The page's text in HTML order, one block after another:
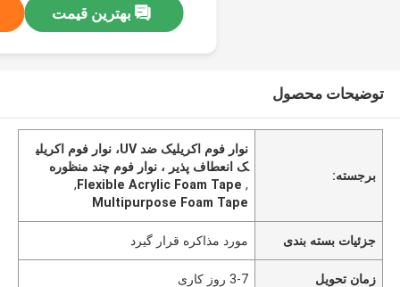
بهترین قیمت
توضیحات محصول
برجسته:
نوار فوم اکریلیک ضد UV، نوار فوم اکریلی
ک انعطاف پذیر ، نوار فوم چند منظوره
,
Flexible Acrylic Foam Tape
,
Multipurpose Foam Tape
جزئیات بسته بندی مورد مذاکره قرار گیرد
زمان تحویل 3-7 روز کاری